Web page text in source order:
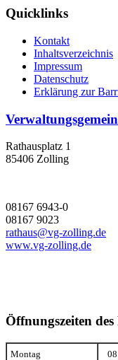
Quicklinks
Kontakt
Inhaltsverzeichnis
Impressum
Datenschutz
Erklärung zur
Rathausplatz 1
85406 Zolling
08167 6943-0
08167 9023
rathaus@vg-zolling.de
www.vg-zolling.de
Öffnungszeiten
Montag